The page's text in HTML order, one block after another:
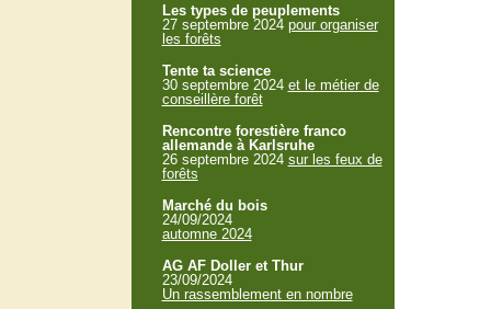
Les types de peuplements
27 septembre 2024 pour organiser
les forêts
Tente ta science
30 septembre 2024 et le métier de
conseillère forêt
Rencontre forestière franco
allemande à Karlsruhe
26 septembre 2024 sur les feux de
forêts
Marché du bois
24/09/2024
automne 2024
AG AF Doller et Thur
23/09/2024
Un rassemblement en nombre